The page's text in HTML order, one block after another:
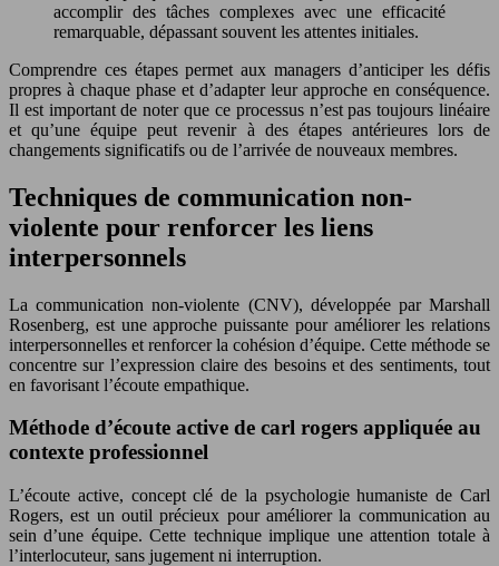
accomplir des tâches complexes avec une efficacité
remarquable, dépassant souvent les attentes initiales.
Comprendre ces étapes permet aux managers d’anticiper les défis
propres à chaque phase et d’adapter leur approche en conséquence.
Il est important de noter que ce processus n’est pas toujours linéaire
et qu’une équipe peut revenir à des étapes antérieures lors de
changements significatifs ou de l’arrivée de nouveaux membres.
Techniques de communication non-
violente pour renforcer les liens
interpersonnels
La communication non-violente (CNV), développée par Marshall
Rosenberg, est une approche puissante pour améliorer les relations
interpersonnelles et renforcer la cohésion d’équipe. Cette méthode se
concentre sur l’expression claire des besoins et des sentiments, tout
en favorisant l’écoute empathique.
Méthode d’écoute active de carl rogers appliquée au
contexte professionnel
L’écoute active, concept clé de la psychologie humaniste de Carl
Rogers, est un outil précieux pour améliorer la communication au
sein d’une équipe. Cette technique implique une attention totale à
l’interlocuteur, sans jugement ni interruption.